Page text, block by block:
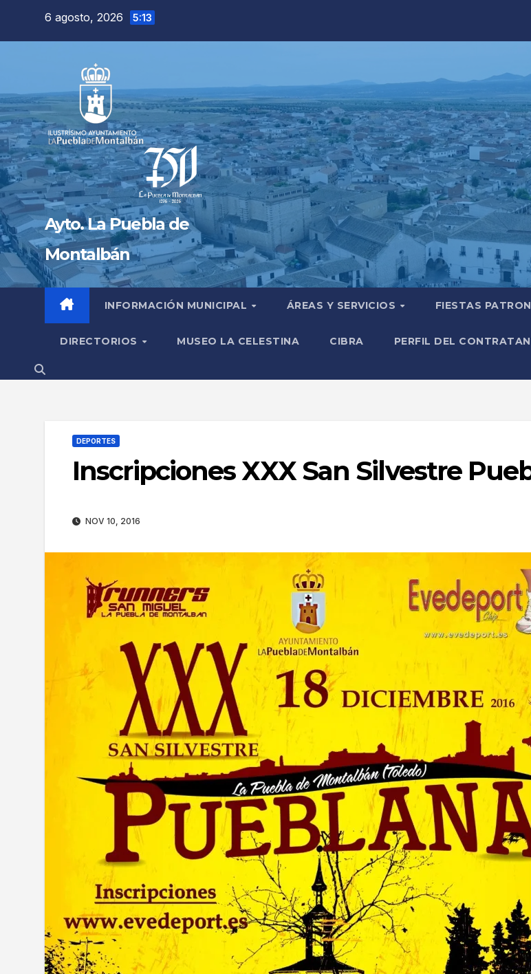
6 agosto, 2026 5:13
Ayto. La Puebla de
Montalbán
INFORMACIÓN MUNICIPAL ÁREAS Y SERVICIOS FIESTAS
DIRECTORIOS MUSEO LA CELESTINA CIBRA PERFIL DEL
DEPORTES
Inscripciones XXX San Silvestre
NOV 10, 2016